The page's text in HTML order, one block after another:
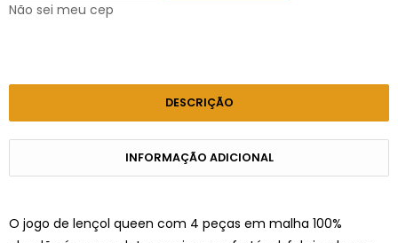
Não sei meu cep
DESCRIÇÃO
INFORMAÇÃO ADICIONAL
O jogo de lençol queen com 4 peças em malha 100%